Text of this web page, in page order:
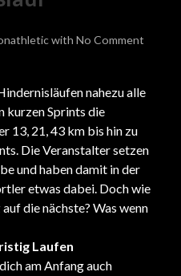
with No Comment
nahezu alle
kurzen Sprints die
13, 21, 43 km bis hin zu
Die Veranstalter setzen
und haben damit in der
etwas dabei. Doch wie
die nächste? Was wenn
Laufen
am Anfang auch